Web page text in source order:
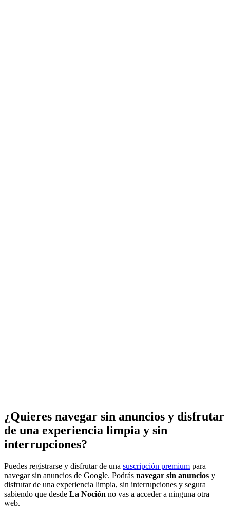
¿Quieres navegar sin anuncios y disfrutar
de una experiencia limpia y sin
interrupciones?
Puedes registrarse y disfrutar de una suscripción premium para
navegar sin anuncios de Google. Podrás navegar sin anuncios y
disfrutar de una experiencia limpia, sin interrupciones y segura
sabiendo que desde La Noción no vas a acceder a ninguna otra
web.